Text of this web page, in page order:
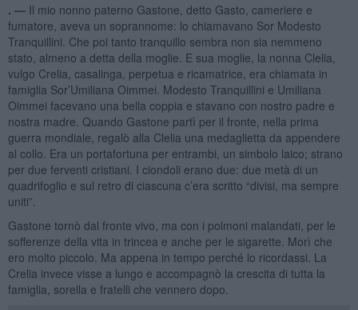
. — Il mio nonno paterno Gastone, detto Gasto, cameriere e
fumatore, aveva un soprannome: lo chiamavano Sor Modesto
Tranquillini. Che poi tanto tranquillo sembra non sia nemmeno
stato, almeno a detta della moglie. E sua moglie, la nonna Clelia,
vulgo Crelia, casalinga, perpetua e ricamatrice, era chiamata in
famiglia Sor’Umiliana Oimmei. Modesto Tranquillini e Umiliana
Oimmei facevano una bella coppia e stavano con nostro padre e
nostra madre. Quando Gastone partì per il fronte, nella prima
guerra mondiale, regalò alla Clelia una medaglietta da appendere
al collo. Era un portafortuna per entrambi, un simbolo laico; strano
per due ferventi cristiani. I ciondoli erano due: due metà di un
quadrifoglio e sul retro di ciascuna c’era scritto “divisi, ma sempre
uniti”.
Gastone tornò dal fronte vivo, ma con i polmoni malandati, per le
sofferenze della vita in trincea e anche per le sigarette. Morì che
ero molto piccolo. Ma appena in tempo perché lo ricordassi. La
Crelia invece visse a lungo e accompagnò la crescita di tutta la
famiglia, sorella e fratelli che vennero dopo.